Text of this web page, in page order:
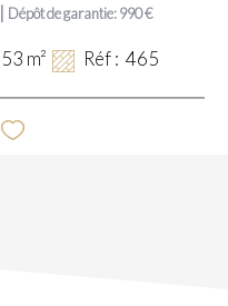
| Dépôt de garantie: 990 €
53 m² Réf : 465